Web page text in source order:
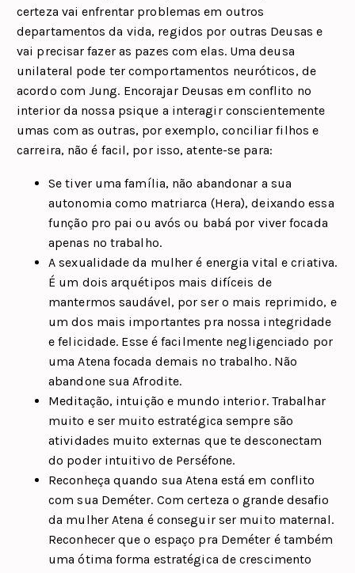
certeza vai enfrentar problemas em outros
departamentos da vida, regidos por outras Deusas e
vai precisar fazer as pazes com elas. Uma deusa
unilateral pode ter comportamentos neuróticos, de
acordo com Jung. Encorajar Deusas em conflito no
interior da nossa psique a interagir conscientemente
umas com as outras, por exemplo, conciliar filhos e
carreira, não é facil, por isso, atente-se para:
Se tiver uma família, não abandonar a sua
autonomia como matriarca (Hera), deixando essa
função pro pai ou avós ou babá por viver focada
apenas no trabalho.
A sexualidade da mulher é energia vital e criativa.
É um dois arquétipos mais difíceis de
mantermos saudável, por ser o mais reprimido, e
um dos mais importantes pra nossa integridade
e felicidade. Esse é facilmente negligenciado por
uma Atena focada demais no trabalho. Não
abandone sua Afrodite.
Meditação, intuição e mundo interior. Trabalhar
muito e ser muito estratégica sempre são
atividades muito externas que te desconectam
do poder intuitivo de Perséfone.
Reconheça quando sua Atena está em conflito
com sua Deméter. Com certeza o grande desafio
da mulher Atena é conseguir ser muito maternal.
Reconhecer que o espaço pra Deméter é também
uma ótima forma estratégica de crescimento